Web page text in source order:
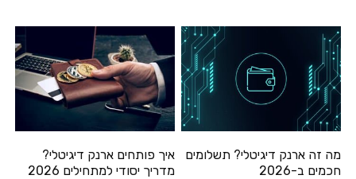
מה זה ארנק דיגיטלי? תשלומים
חכמים ב-2026
איך פותחים ארנק דיגיטלי?
מדריך יסודי למתחילים 2026